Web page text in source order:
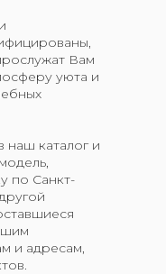
Вам
уюта и
наш каталог и
по Санкт-
и адресам,